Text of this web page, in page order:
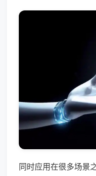
同时应用在很多场景